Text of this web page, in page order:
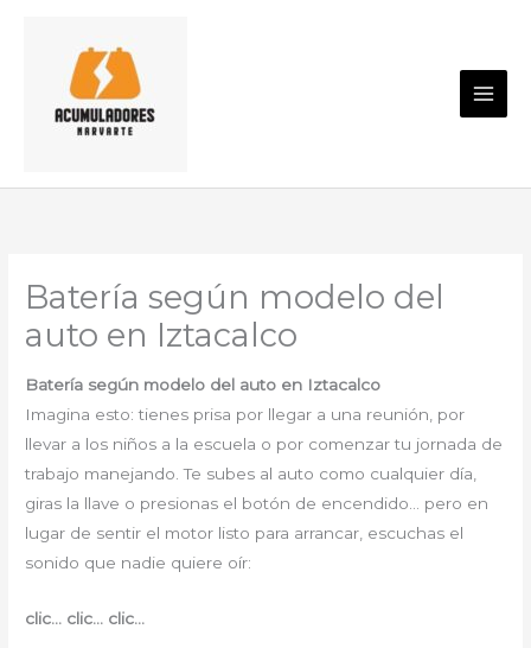
contenido
Batería según modelo del
auto en Iztacalco
Batería según modelo del auto en Iztacalco
Imagina esto: tienes prisa por llegar a una reunión, por
llevar a los niños a la escuela o por comenzar tu jornada de
trabajo manejando. Te subes al auto como cualquier día,
giras la llave o presionas el botón de encendido… pero en
lugar de sentir el motor listo para arrancar, escuchas el
sonido que nadie quiere oír:
clic… clic… clic…